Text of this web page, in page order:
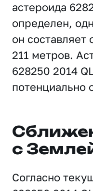
астероида
определен,
он составляет
211 метров.
628250 2014
потенциально
с
Согласно